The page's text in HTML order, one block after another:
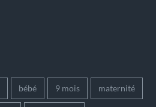
bébé 9 mois maternité